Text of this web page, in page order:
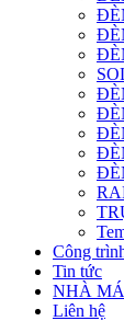
Công
Tin tức
NHÀ
Liên hệ